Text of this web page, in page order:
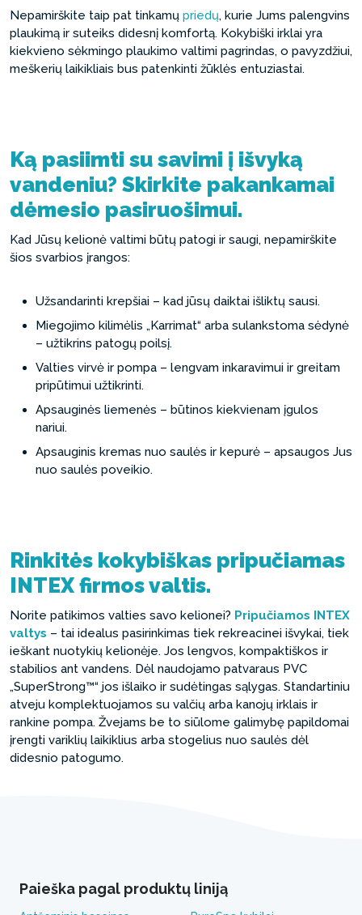
Nepamirškite taip pat tinkamų priedų, kurie Jums palengvins
plaukimą ir suteiks didesnį komfortą. Kokybiški irklai yra
kiekvieno sėkmingo plaukimo valtimi pagrindas, o pavyzdžiui,
meškerių laikikliais bus patenkinti žūklės entuziastai.
Ką pasiimti su savimi į išvyką
vandeniu? Skirkite pakankamai
dėmesio pasiruošimui.
Kad Jūsų kelionė valtimi būtų patogi ir saugi, nepamirškite
šios svarbios įrangos:
Užsandarinti krepšiai – kad jūsų daiktai išliktų sausi.
Miegojimo kilimėlis „Karrimat“ arba sulankstoma sėdynė
– užtikrins patogų poilsį.
Valties virvė ir pompa – lengvam inkaravimui ir greitam
pripūtimui užtikrinti.
Apsauginės liemenės – būtinos kiekvienam įgulos
nariui.
Apsauginis kremas nuo saulės ir kepurė – apsaugos Jus
nuo saulės poveikio.
Rinkitės kokybiškas pripučiamas
INTEX firmos valtis.
Norite patikimos valties savo kelionei? Pripučiamos INTEX
valtys – tai idealus pasirinkimas tiek rekreacinei išvykai, tiek
ieškant nuotykių kelionėje. Jos lengvos, kompaktiškos ir
stabilios ant vandens. Dėl naudojamo patvaraus PVC
„SuperStrong™“ jos išlaiko ir sudėtingas sąlygas. Standartiniu
atveju komplektuojamos su valčių arba kanojų irklais ir
rankine pompa. Žvejams be to siūlome galimybę papildomai
įrengti variklių laikiklius arba stogelius nuo saulės dėl
didesnio patogumo.
Paieška pagal produktų liniją